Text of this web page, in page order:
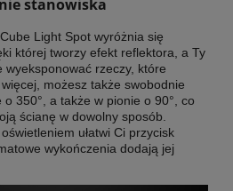
stanowiska
Light Spot wyróżnia się
której tworzy efekt reflektora, a Ty
wyeksponować rzeczy, które
możesz także swobodnie
350°, a także w pionie o 90°, co
ścianę w dowolny sposób.
ułatwi Ci przycisk
wykończenia dodają jej